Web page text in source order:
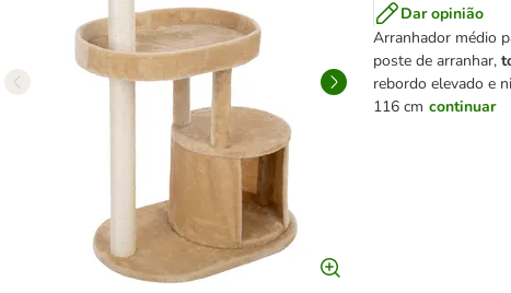
Dar opinião
Arranhador médio
poste de arranhar,
rebordo elevado e
116 cm continuar